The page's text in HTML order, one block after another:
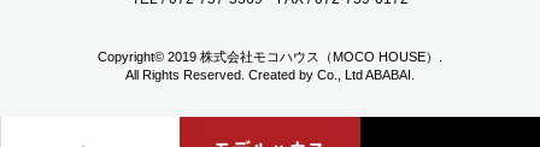
2023年01月 (6)Copyright© 2019 株式会社モコハウス（MOCO HOUSE）.
All Rights Reserved. Created by Co., LtdABABAI.